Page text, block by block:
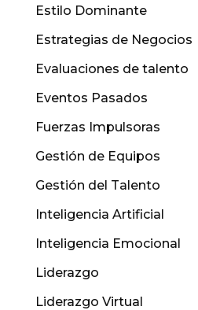
Estilo Dominante
Estrategias de Negocios
Evaluaciones de talento
Eventos Pasados
Fuerzas Impulsoras
Gestión de Equipos
Gestión del Talento
Inteligencia Artificial
Inteligencia Emocional
Liderazgo
Liderazgo Virtual